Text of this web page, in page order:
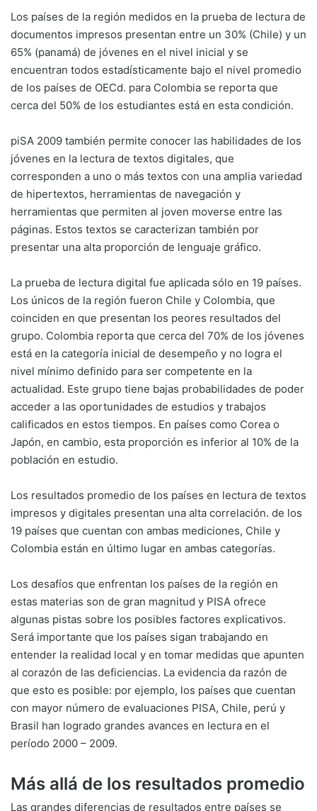
Los países de la región medidos en la prueba de lectura de
documentos impresos presentan entre un 30% (Chile) y un
65% (panamá) de jóvenes en el nivel inicial y se
encuentran todos estadísticamente bajo el nivel promedio
de los países de OECd. para Colombia se reporta que
cerca del 50% de los estudiantes está en esta condición.
piSA 2009 también permite conocer las habilidades de los
jóvenes en la lectura de textos digitales, que
corresponden a uno o más textos con una amplia variedad
de hipertextos, herramientas de navegación y
herramientas que permiten al joven moverse entre las
páginas. Estos textos se caracterizan también por
presentar una alta proporción de lenguaje gráfico.
La prueba de lectura digital fue aplicada sólo en 19 países.
Los únicos de la región fueron Chile y Colombia, que
coinciden en que presentan los peores resultados del
grupo. Colombia reporta que cerca del 70% de los jóvenes
está en la categoría inicial de desempeño y no logra el
nivel mínimo definido para ser competente en la
actualidad. Este grupo tiene bajas probabilidades de poder
acceder a las oportunidades de estudios y trabajos
calificados en estos tiempos. En países como Corea o
Japón, en cambio, esta proporción es inferior al 10% de la
población en estudio.
Los resultados promedio de los países en lectura de textos
impresos y digitales presentan una alta correlación. de los
19 países que cuentan con ambas mediciones, Chile y
Colombia están en último lugar en ambas categorías.
Los desafíos que enfrentan los países de la región en
estas materias son de gran magnitud y PISA ofrece
algunas pistas sobre los posibles factores explicativos.
Será importante que los países sigan trabajando en
entender la realidad local y en tomar medidas que apunten
al corazón de las deficiencias. La evidencia da razón de
que esto es posible: por ejemplo, los países que cuentan
con mayor número de evaluaciones PISA, Chile, perú y
Brasil han logrado grandes avances en lectura en el
período 2000 – 2009.
Más allá de los resultados promedio
Las grandes diferencias de resultados entre países se